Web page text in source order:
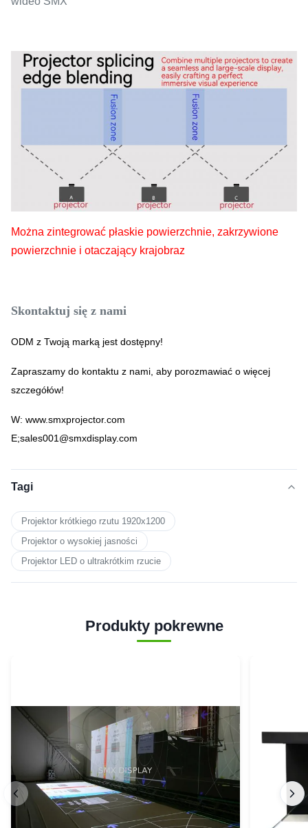
Można zintegrować płaskie powierzchnie, zakrzywione
powierzchnie i otaczający krajobraz
Skontaktuj się z nami
ODM z Twoją marką jest dostępny!
Zapraszamy do kontaktu z nami, aby porozmawiać o więcej
szczegółów!
W: www.smxprojector.com
E;sales001@smxdisplay.com
Tagi
Projektor krótkiego rzutu 1920x1200
Projektor o wysokiej jasności
Projektor LED o ultrakrótkim rzucie
Produkty pokrewne